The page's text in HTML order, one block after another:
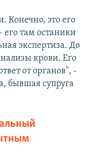
Конечно, это его
там останики
экспертиза. До
крови. Его
от органов", -
бывшая супруга